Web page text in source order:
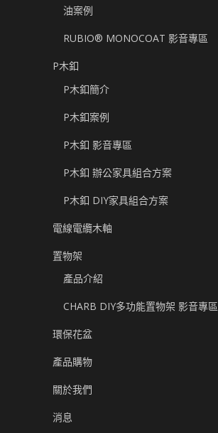
油案例
RUBIO® MONOCOAT 影音專區
P木釦
P木釦簡介
P木釦案例
P木釦 影音專區
P木釦 辦公家具組合方案
P木釦 DIY家具組合方案
電線電纜木軸
置物架
產品介紹
CHARB DIY多功能置物架 影音專區
環保花盆
產品購物
關於我們
消息